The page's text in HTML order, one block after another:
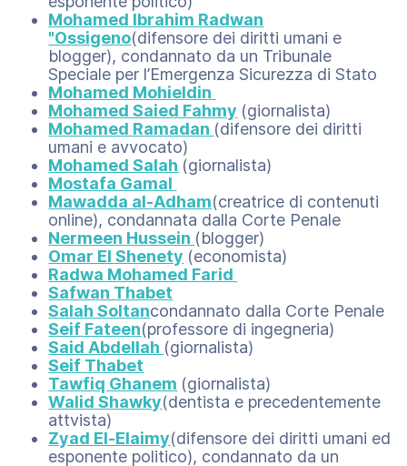
Mohamed Ibrahim Radwan
"Ossigeno(difensore dei diritti umani e
blogger), condannato da un Tribunale
Speciale per l’Emergenza Sicurezza di Stato
Mohamed Mohieldin
Mohamed Saied Fahmy (giornalista)
Mohamed Ramadan (difensore dei diritti
umani e avvocato)
Mohamed Salah (giornalista)
Mostafa Gamal
Mawadda al-Adham(creatrice di contenuti
online), condannata dalla Corte Penale
Nermeen Hussein (blogger)
Omar El Shenety (economista)
Radwa Mohamed Farid
Safwan Thabet
Salah Soltancondannato dalla Corte Penale
Seif Fateen(professore di ingegneria)
Said Abdellah (giornalista)
Seif Thabet
Tawfiq Ghanem (giornalista)
Walid Shawky(dentista e precedentemente
attvista)
Zyad El-Elaimy(difensore dei diritti umani ed
esponente politico), condannato da un